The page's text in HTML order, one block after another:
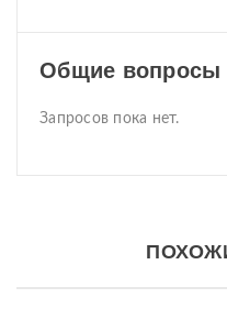
Общие вопросы
Запросов пока нет.